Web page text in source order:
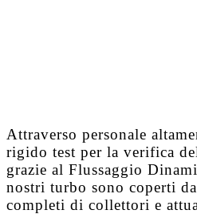
Attraverso personale
rigido test per la verifica
grazie al Flussaggio
nostri turbo sono coperti da
completi di collettori e